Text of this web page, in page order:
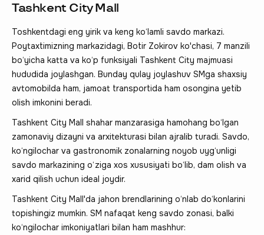
Tashkent City Mall
Toshkentdagi eng yirik va keng ko‘lamli savdo markazi.
Poytaxtimizning markazidagi, Botir Zokirov ko'chasi, 7 manzili
bo‘yicha katta va ko‘p funksiyali Tashkent City majmuasi
hududida joylashgan. Bunday qulay joylashuv SMga shaxsiy
avtomobilda ham, jamoat transportida ham osongina yetib
olish imkonini beradi.
Tashkent City Mall shahar manzarasiga hamohang bo‘lgan
zamonaviy dizayni va arxitekturasi bilan ajralib turadi. Savdo,
ko‘ngilochar va gastronomik zonalarning noyob uyg‘unligi
savdo markazining o‘ziga xos xususiyati bo‘lib, dam olish va
xarid qilish uchun ideal joydir.
Tashkent City Mall'da jahon brendlarining o‘nlab do‘konlarini
topishingiz mumkin. SM nafaqat keng savdo zonasi, balki
ko‘ngilochar imkoniyatlari bilan ham mashhur: